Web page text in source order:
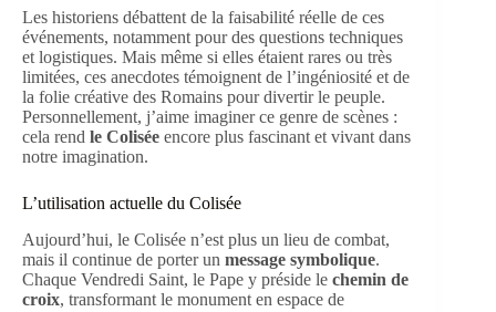
Les historiens débattent de la faisabilité réelle de ces
événements, notamment pour des questions techniques
et logistiques. Mais même si elles étaient rares ou très
limitées, ces anecdotes témoignent de l’ingéniosité et de
la folie créative des Romains pour divertir le peuple.
Personnellement, j’aime imaginer ce genre de scènes :
cela rend le Colisée encore plus fascinant et vivant dans
notre imagination.
L’utilisation actuelle du Colisée
Aujourd’hui, le Colisée n’est plus un lieu de combat,
mais il continue de porter un message symbolique.
Chaque Vendredi Saint, le Pape y préside le chemin de
croix, transformant le monument en espace de